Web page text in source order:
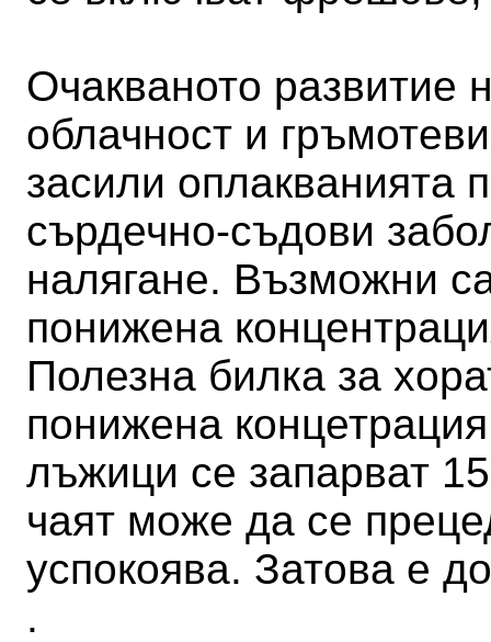
Очакваното развитие
облачност и
засили оплакванията
сърдечно-съдови
налягане. Възможни
понижена
Полезна билка за
понижена
лъжици се запарват
чаят може да се
успокоява. Затова е
.